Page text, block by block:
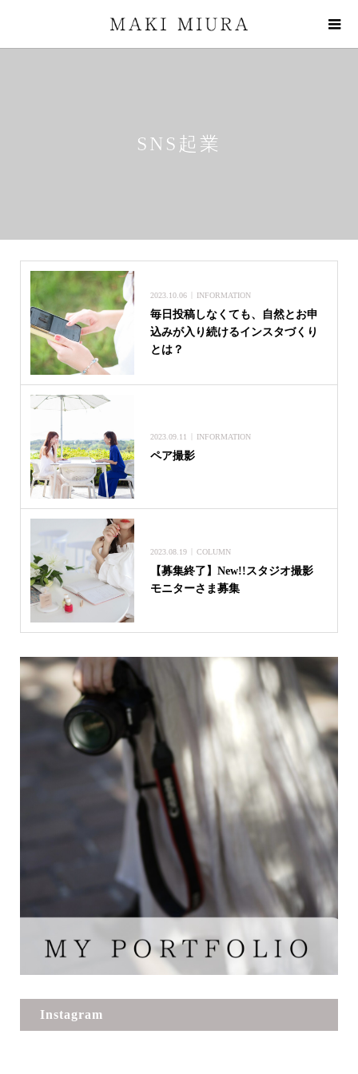
SNS起業
2023.10.06 INFORMATION
毎日投稿しなくても、自然とお申
込みが入り続けるインスタづくり
とは？
2023.09.11 INFORMATION
ペア撮影
2023.08.19 COLUMN
【募集終了】New!!スタジオ撮影
モニターさま募集
Instagram